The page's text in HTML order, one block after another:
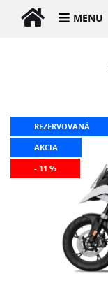
MENU
REZERVOVANÁ
AKCIA
- 11 %